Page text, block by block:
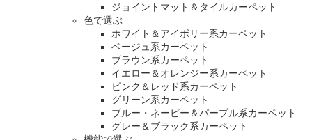
ジョイントマット＆タイルカーペット
色で選ぶ
ホワイト＆アイボリー系カーペット
ベージュ系カーペット
ブラウン系カーペット
イエロー＆オレンジー系カーペット
ピンク＆レッド系カーペット
グリーン系カーペット
ブルー・ネービー＆パープル系カーペット
グレー＆ブラック系カーペット